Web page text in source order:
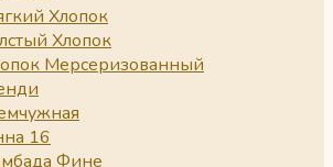
Хлопок
Хлопок
Мерсеризованный
16
Фине